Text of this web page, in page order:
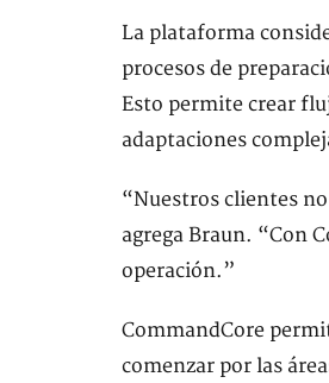
La plataforma
procesos de
Esto permite crear
adaptaciones
“Nuestros clientes
agrega Braun. “Con
operación.”
CommandCore
comenzar por las